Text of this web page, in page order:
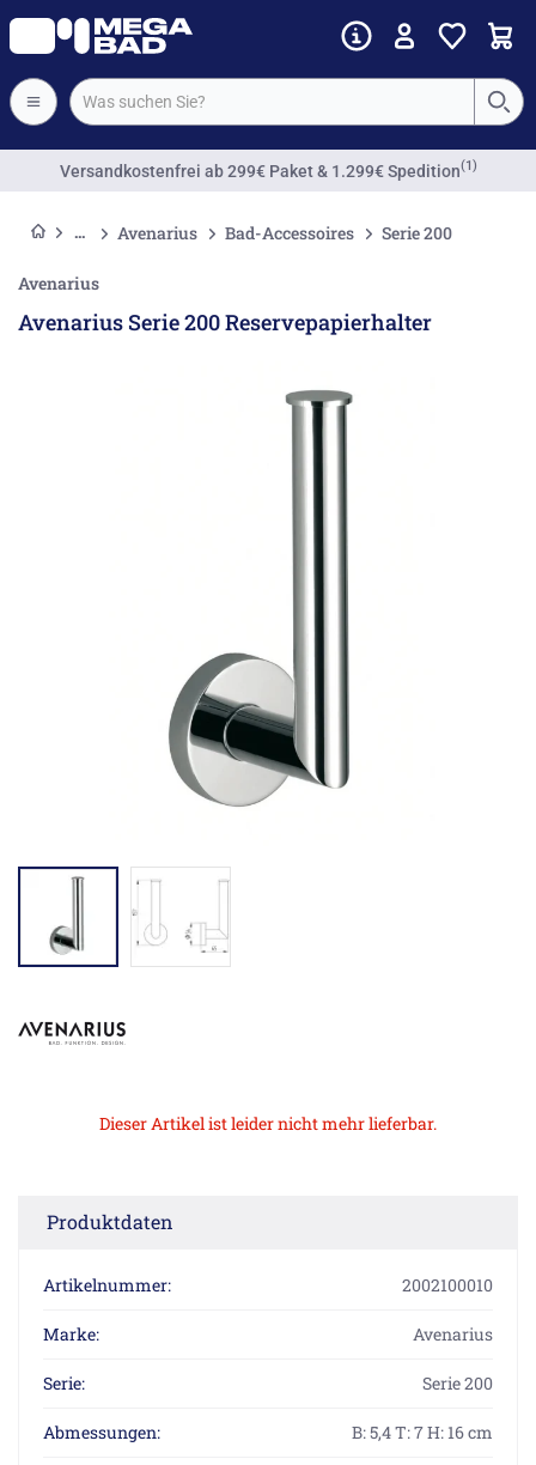
Versandkostenfrei ab 299€ Paket & 1.299€ Spedition(1)
Avenarius Bad-Accessoires Serie 200
Avenarius
Avenarius Serie 200 Reservepapierhalter
Dieser Artikel ist leider nicht mehr lieferbar.
Produktdaten
Artikelnummer: 2002100010
Marke: Avenarius
Serie: Serie 200
Abmessungen: B: 5,4 T: 7 H: 16 cm